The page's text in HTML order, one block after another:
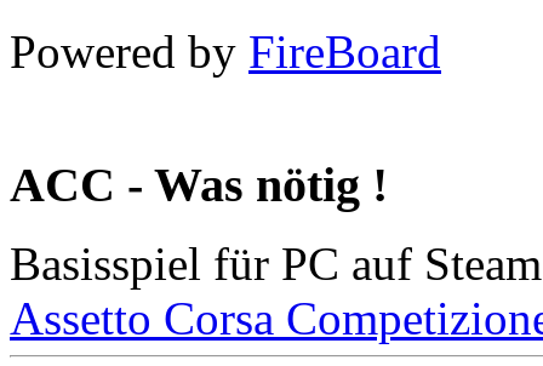
Powered by FireBoard
ACC - Was nötig !
Basisspiel für PC auf
Assetto Corsa